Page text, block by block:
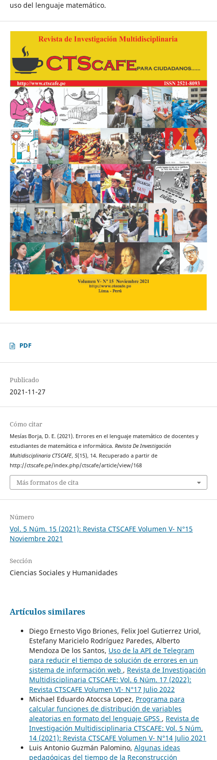
uso del lenguaje matemático.
PDF
Publicado
2021-11-27
Cómo citar
Mesías Borja, D. E. (2021). Errores en el lenguaje matemático de docentes y
estudiantes de matemática e informática. Revista De Investigación
Multidisciplinaria CTSCAFE, 5(15), 14. Recuperado a partir de
http://ctscafe.pe/index.php/ctscafe/article/view/168
Más formatos de cita
Número
Vol. 5 Núm. 15 (2021): Revista CTSCAFE Volumen V- N°15
Noviembre 2021
Sección
Ciencias Sociales y Humanidades
Artículos similares
Diego Ernesto Vigo Briones, Felix Joel Gutierrez Uriol,
Estefany Maricielo Rodríguez Paredes, Alberto
Mendoza De los Santos, Uso de la API de Telegram
para reducir el tiempo de solución de errores en un
sistema de información web , Revista de Investigación
Multidisciplinaria CTSCAFE: Vol. 6 Núm. 17 (2022):
Revista CTSCAFE Volumen VI- N°17 Julio 2022
Michael Eduardo Atoccsa Lopez, Programa para
calcular funciones de distribución de variables
aleatorias en formato del lenguaje GPSS , Revista de
Investigación Multidisciplinaria CTSCAFE: Vol. 5 Núm.
14 (2021): Revista CTSCAFE Volumen V- N°14 Julio 2021
Luis Antonio Guzmán Palomino, Algunas ideas
pedagógicas del tiempo de la Reconstrucción